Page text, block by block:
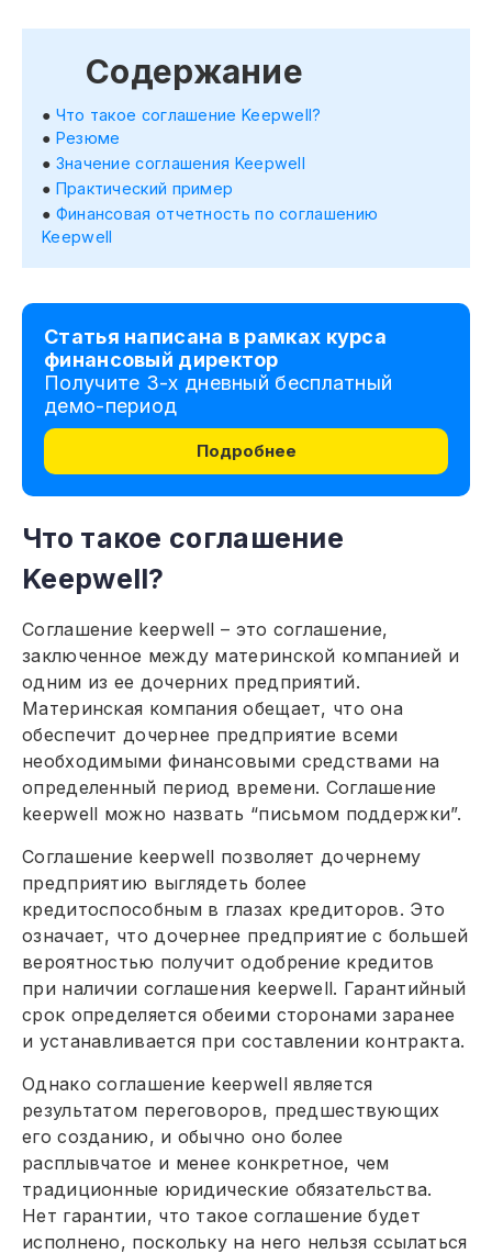
Содержание
Что такое соглашение Keepwell?
Резюме
Значение соглашения Keepwell
Практический пример
Финансовая отчетность по соглашению
Keepwell
Статья написана в рамках курса
финансовый директор
Получите 3-х дневный бесплатный
демо-период
Подробнее
Что такое соглашение
Keepwell?
Соглашение keepwell – это соглашение,
заключенное между материнской компанией и
одним из ее дочерних предприятий.
Материнская компания обещает, что она
обеспечит дочернее предприятие всеми
необходимыми финансовыми средствами на
определенный период времени. Соглашение
keepwell можно назвать “письмом поддержки”.
Соглашение keepwell позволяет дочернему
предприятию выглядеть более
кредитоспособным в глазах кредиторов. Это
означает, что дочернее предприятие с большей
вероятностью получит одобрение кредитов
при наличии соглашения keepwell. Гарантийный
срок определяется обеими сторонами заранее
и устанавливается при составлении контракта.
Однако соглашение keepwell является
результатом переговоров, предшествующих
его созданию, и обычно оно более
расплывчатое и менее конкретное, чем
традиционные юридические обязательства.
Нет гарантии, что такое соглашение будет
исполнено, поскольку на него нельзя ссылаться